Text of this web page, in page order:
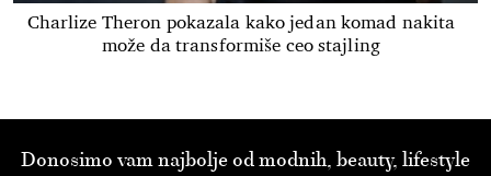
Charlize Theron pokazala kako jedan komad nakita
može da transformiše ceo stajling
Donosimo vam najbolje od modnih, beauty, lifestyle